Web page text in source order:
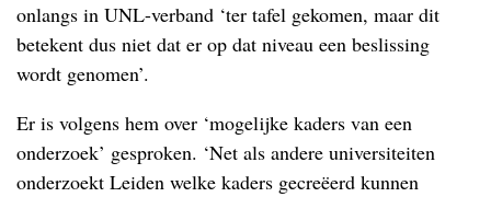
onlangs in UNL-verband ‘ter tafel gekomen, maar dit
betekent dus niet dat er op dat niveau een beslissing
wordt genomen’.
Er is volgens hem over ‘mogelijke kaders van een
onderzoek’ gesproken. ‘Net als andere universiteiten
onderzoekt Leiden welke kaders gecreëerd kunnen